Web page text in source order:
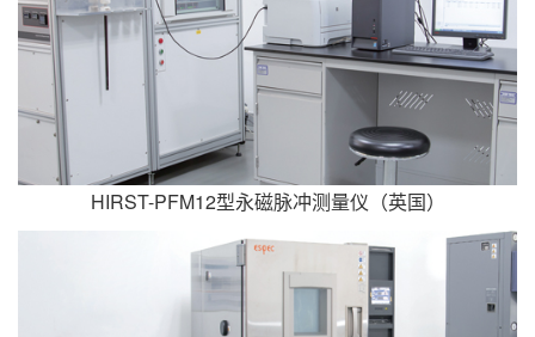
HIRST-PFM12型永磁脉冲测量仪（英国）